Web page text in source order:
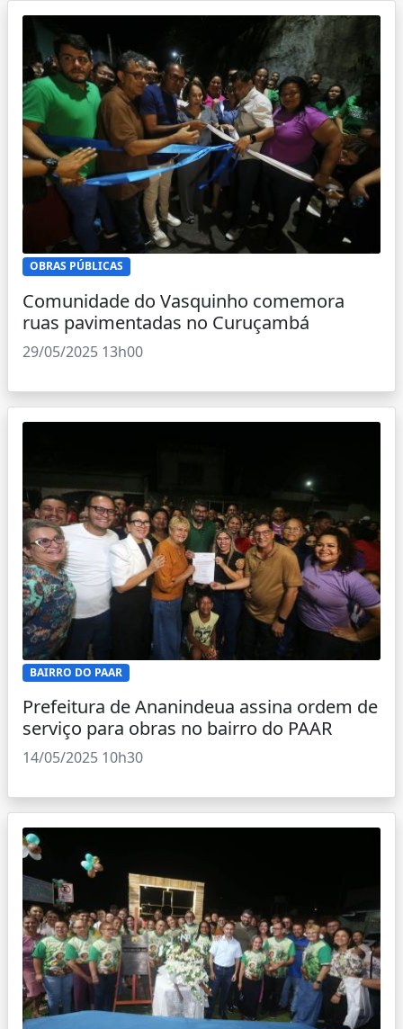
OBRAS PÚBLICAS
Comunidade do Vasquinho comemora
ruas pavimentadas no Curuçambá
29/05/2025 13h00
BAIRRO DO PAAR
Prefeitura de Ananindeua assina ordem de
serviço para obras no bairro do PAAR
14/05/2025 10h30